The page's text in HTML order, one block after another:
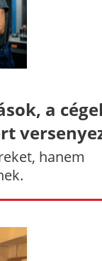
a
hanem